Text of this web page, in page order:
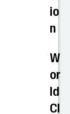
io
n
W
or
ld
Cl